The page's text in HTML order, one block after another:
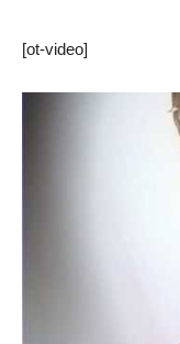
[ot-video]